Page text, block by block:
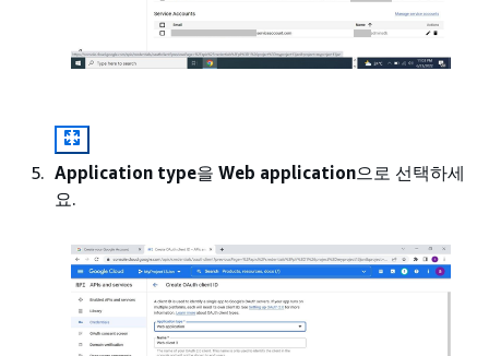
Application type을 Web application으로 선택하세
요.